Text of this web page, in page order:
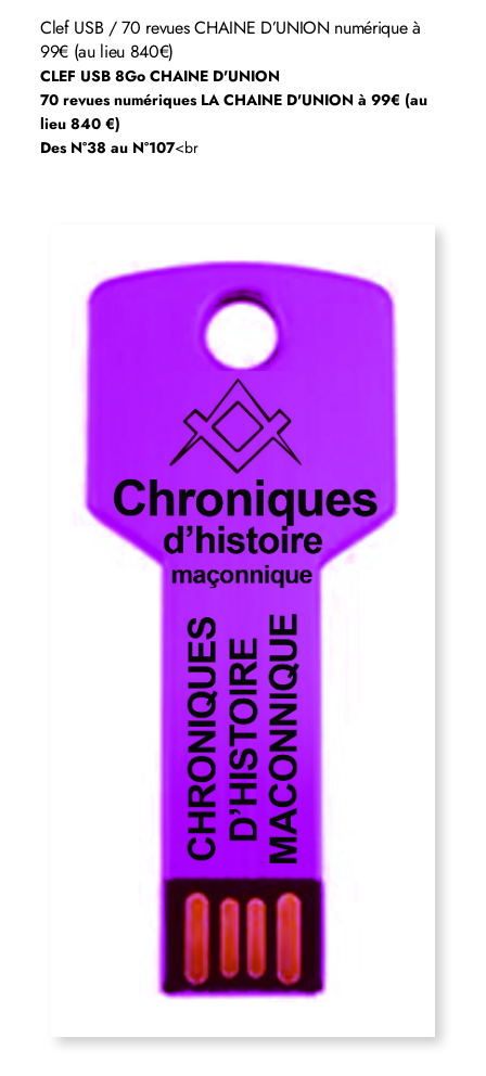
Clef USB / 70 revues CHAINE D’UNION numérique à
99€ (au lieu 840€)
CLEF USB 8Go CHAINE D'UNION
70 revues numériques LA CHAINE D'UNION à 99€ (au
lieu 840 €)
Des N°38 au N°107<br